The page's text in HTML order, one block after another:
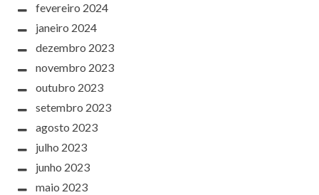
fevereiro 2024
janeiro 2024
dezembro 2023
novembro 2023
outubro 2023
setembro 2023
agosto 2023
julho 2023
junho 2023
maio 2023